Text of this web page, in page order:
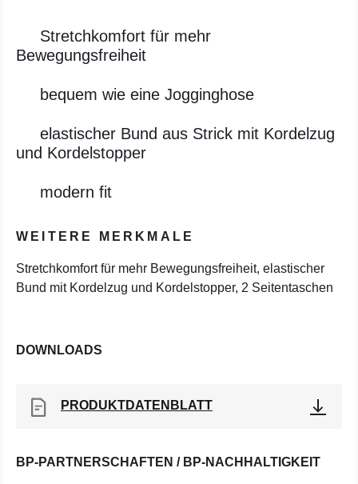
Stretchkomfort für mehr
Bewegungsfreiheit
bequem wie eine Jogginghose
elastischer Bund aus Strick mit Kordelzug
und Kordelstopper
modern fit
WEITERE MERKMALE
Stretchkomfort für mehr Bewegungsfreiheit, elastischer
Bund mit Kordelzug und Kordelstopper, 2 Seitentaschen
DOWNLOADS
PRODUKTDATENBLATT
BP-PARTNERSCHAFTEN / BP-NACHHALTIGKEIT